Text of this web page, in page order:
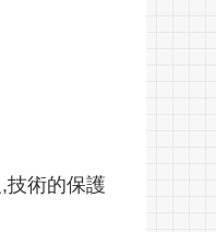
技術的保護